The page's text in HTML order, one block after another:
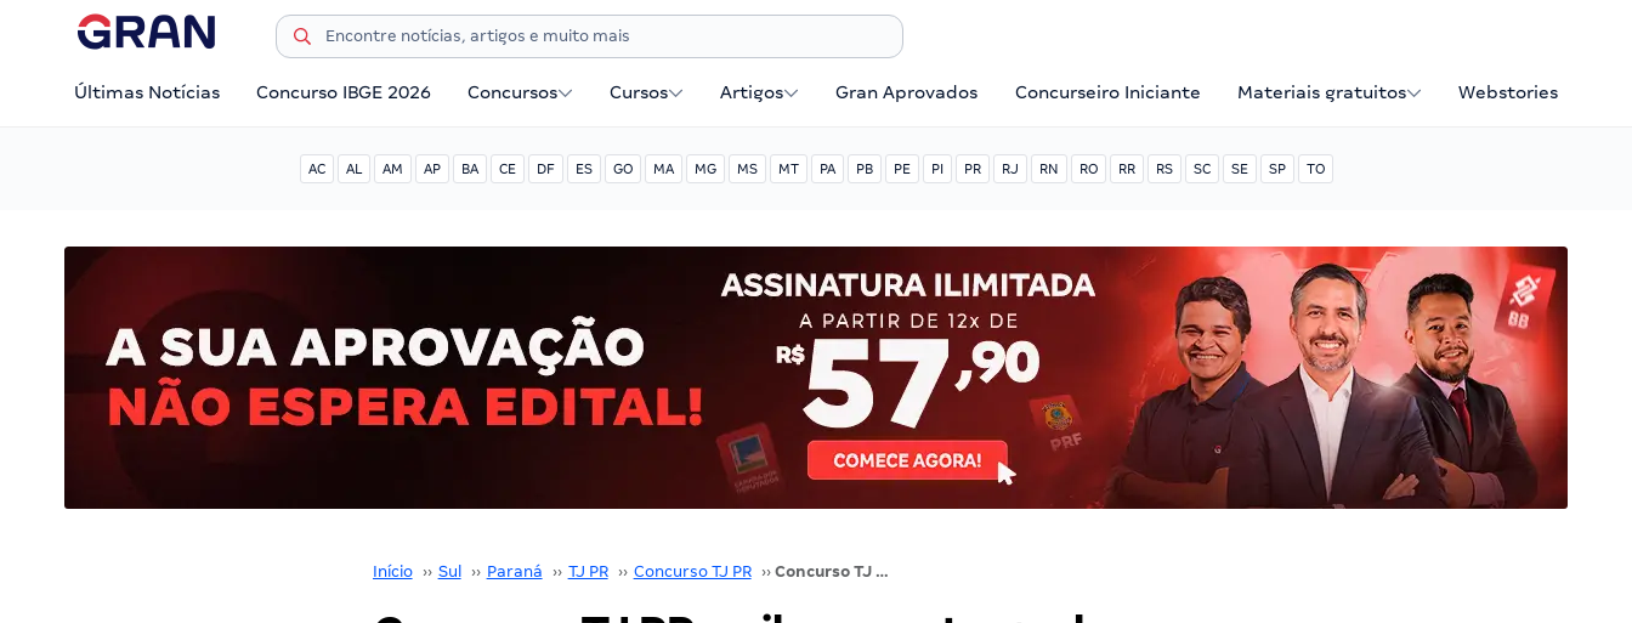
Últimas Notícias Concurso IBGE 2026 Concursos Cursos Artigos Gran Aprovados Concurseiro Iniciante Materiais gratuitos Webstories
AC AL AM AP BA CE DF ES GO MA MG MS MT PA PB PE PI PR RJ RN RO RR RS SC SE SP TO
Início ›› Sul ›› Paraná ›› TJ PR ›› Concurso TJ PR ›› Concurso TJ PR: saiba quanto ganha um contador!